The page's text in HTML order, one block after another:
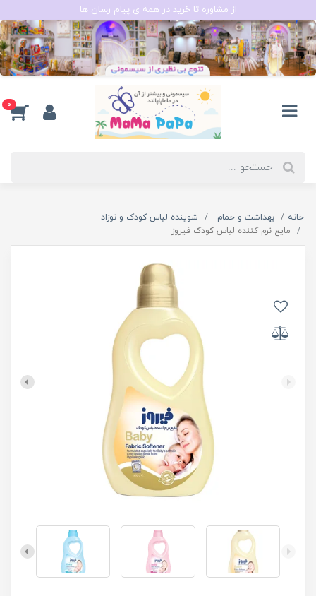
از مشاوره تا خرید در همه ی پیام رسان ها
0
خانه بهداشت و حمام
شوینده لباس کودک و نوزاد
مایع نرم کننده لباس کودک فیروز